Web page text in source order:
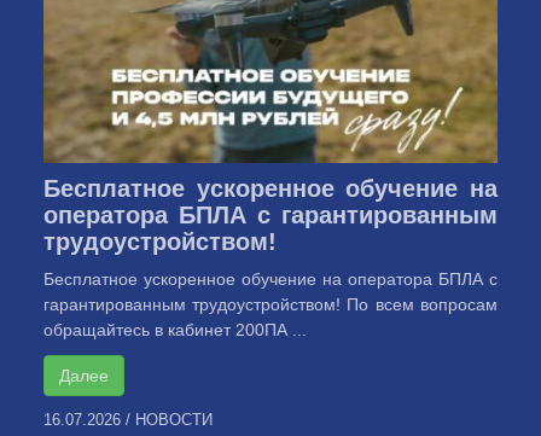
Бесплатное ускоренное обучение на
оператора БПЛА с гарантированным
трудоустройством!
Бесплатное ускоренное обучение на оператора БПЛА с
гарантированным трудоустройством! По всем вопросам
обращайтесь в кабинет 200ПА ...
Далее
16.07.2026 / НОВОСТИ